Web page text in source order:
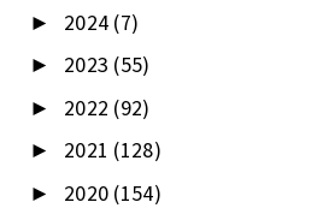
► 2024 (7)
► 2023 (55)
► 2022 (92)
► 2021 (128)
► 2020 (154)